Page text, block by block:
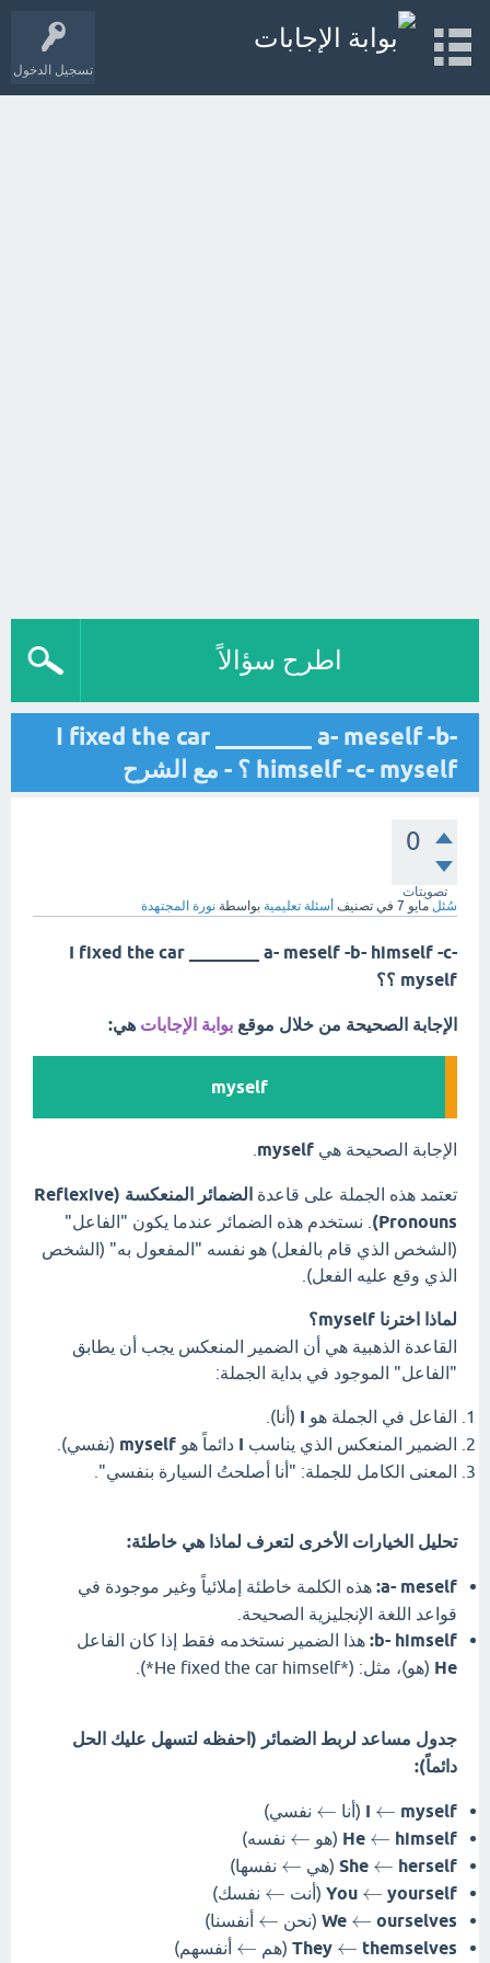
تسجيل الدخول
اطرح سؤالاً
I fixed the car ________ a- meself -b-
himself -c- myself ؟ - مع الشرح
0
تصويتات
سُئل مايو 7 في تصنيف أسئلة تعليمية بواسطة نورة المجتهدة
I fixed the car ________ a- meself -b- himself -c-
myself ؟؟
الإجابة الصحيحة من خلال موقع بوابة الإجابات هي:
myself
الإجابة الصحيحة هي myself
تعتمد هذه الجملة على قاعدة
الضمائر المنعكسة (Reflexive
Pronouns)
. نستخدم هذه الضمائر عندما يكون "الفاعل"
(الشخص الذي قام بالفعل) هو نفسه "المفعول به" (الشخص
الذي وقع عليه الفعل).
لماذا اخترنا myself؟
القاعدة الذهبية هي أن الضمير المنعكس يجب أن يطابق
"الفاعل" الموجود في بداية الجملة:
الفاعل في الجملة هو I (أنا).
الضمير المنعكس الذي يناسب I دائماً هو myself (نفسي).
المعنى الكامل للجملة: "أنا أصلحتُ السيارة بنفسي".
تحليل الخيارات الأخرى لتعرف لماذا هي خاطئة:
a- meself: هذه الكلمة خاطئة إملائياً وغير موجودة في
قواعد اللغة الإنجليزية الصحيحة.
b- himself: هذا الضمير نستخدمه فقط إذا كان الفاعل
He (هو)، مثل: (*He fixed the car himself*).
جدول مساعد لربط الضمائر (احفظه لتسهل عليك الحل
دائماً):
I myself (أنا نفسي)
He
←
himself (هو ← نفسه)
She
←
herself (هي ← نفسها)
You
←
yourself (أنت نفسك)
We
←
ourselves (نحن ← أنفسنا)
They
←
themselves (هم أنفسهم)